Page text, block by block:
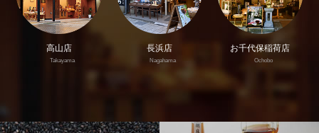
高山店
Takayama
長浜店
Nagahama
お千代保稲荷店
Ochobo